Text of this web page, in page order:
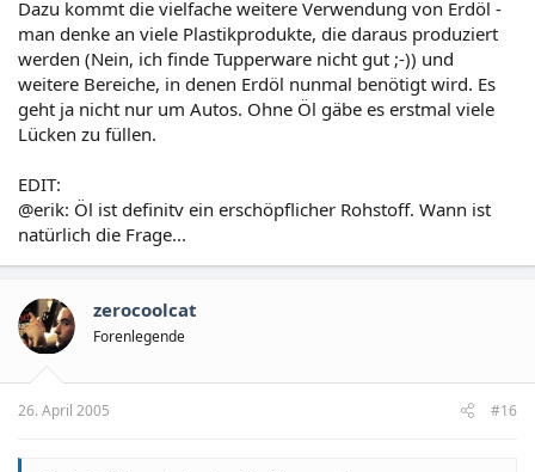
Dazu kommt die vielfache weitere Verwendung von Erdöl -
man denke an viele Plastikprodukte, die daraus produziert
werden (Nein, ich finde Tupperware nicht gut ;-)) und
weitere Bereiche, in denen Erdöl nunmal benötigt wird. Es
geht ja nicht nur um Autos. Ohne Öl gäbe es erstmal viele
Lücken zu füllen.
EDIT:
@erik: Öl ist definitv ein erschöpflicher Rohstoff. Wann ist
natürlich die Frage...
zerocoolcat
Forenlegende
26. April 2005 #16